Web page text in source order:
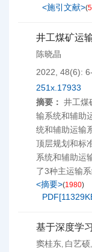
<施引文献>(
井工煤矿运
陈晓晶
2022, 48(6):
251x.17933
摘要： 井工煤
输系统和辅助
统和辅助运输
顶层规划和标
系统和辅助运
了3种主运输
<摘要>(1980)
PDF[
基于深度学
窦桂东, 白艺硕,